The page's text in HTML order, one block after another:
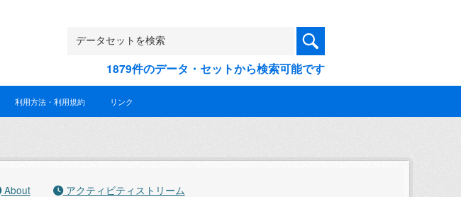
1879件のデータ・セットから検索可能です
利用方法・利用規約 リンク
About アクティビティストリーム